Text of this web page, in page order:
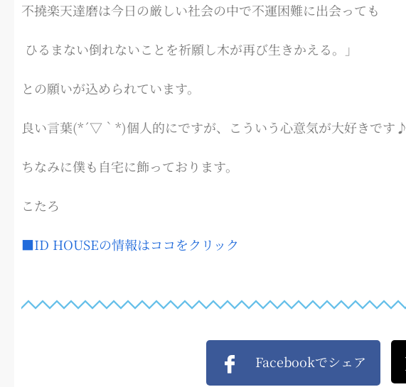
不撓楽天達磨は今日の厳しい社会の中で不運困難に出会っても
ひるまない倒れないことを祈願し木が再び生きかえる。」
との願いが込められています。
良い言葉(*´▽｀*)個人的にですが、こういう心意気が大好きです♪
ちなみに僕も自宅に飾っております。
こたろ
■ID HOUSEの情報はココをクリック
Facebookでシェア